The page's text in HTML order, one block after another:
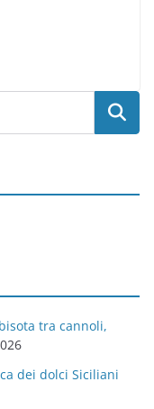
tra cannoli,
dei dolci Siciliani